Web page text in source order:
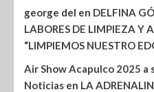
george del en DELFINA
LABORES DE LIMPIEZA Y
“LIMPIEMOS NUESTRO
Air Show Acapulco 2025 a
Noticias en LA